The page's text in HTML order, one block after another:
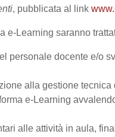
, pubblicata al link
e-Learning saranno
docente e/o
alla gestione
e-Learning
alle attività in aula,